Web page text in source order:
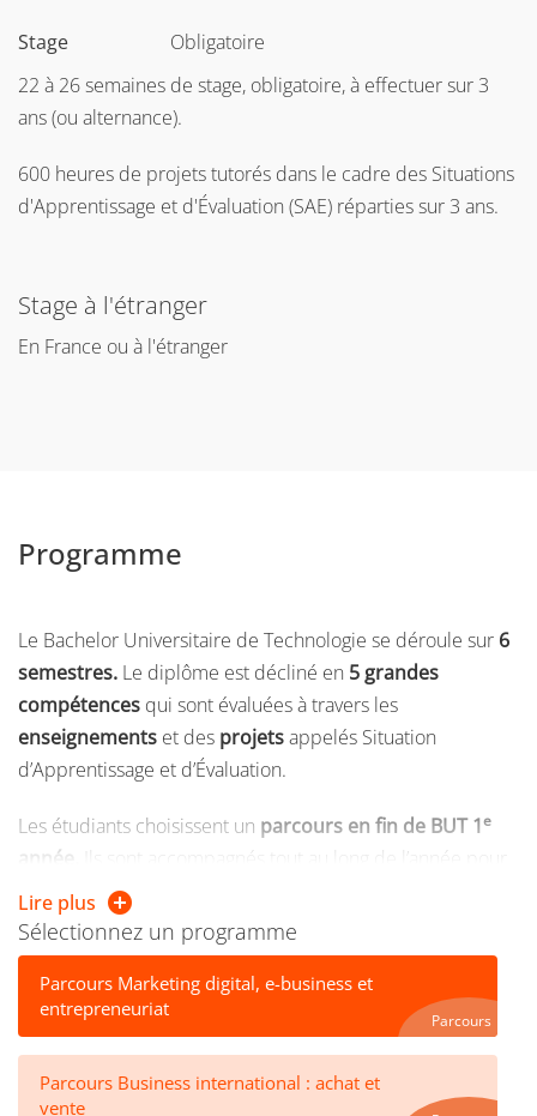
Stage
Obligatoire
22 à 26 semaines de stage, obligatoire, à effectuer sur 3
ans (ou alternance).
600 heures de projets tutorés dans le cadre des Situations
d'Apprentissage et d'Évaluation (SAE) réparties sur 3 ans.
Stage à l'étranger
En France ou à l'étranger
Programme
Le Bachelor Universitaire de Technologie se déroule sur 6
semestres. Le diplôme est décliné en 5 grandes
compétences qui sont évaluées à travers les
enseignements et des projetsappelés Situation
d’Apprentissage et d’Évaluation.
Les étudiants choisissent un parcours en fin de BUT 1e
année.
Ils sont accompagnés tout au long de l’année pour
construire leur projet professionnel et définir leur
spécialisation métier.
Attention : l'alternance n'est plus proposée dès la 1ʳᵉ
année de BUT.
année. Les étudiants sont dans la
Lire plus
Sélectionnez un programme
Parcours Marketing digital, e-business et
entrepreneuriat
Parcours
Parcours Business international : achat et
vente